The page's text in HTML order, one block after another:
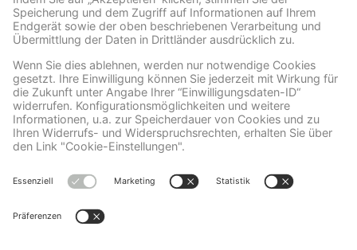
Wir verwenden Facebook Social Plugins, um
Inhalte einzubetten. Dieser Service kann
Daten zu Ihren Aktivitäten sammeln. Bitte
lesen Sie die Details durch und stimmen Sie
der Nutzung des Service zu, um diese
Inhalte anzuzeigen.
Mehr Informationen
Akzeptieren